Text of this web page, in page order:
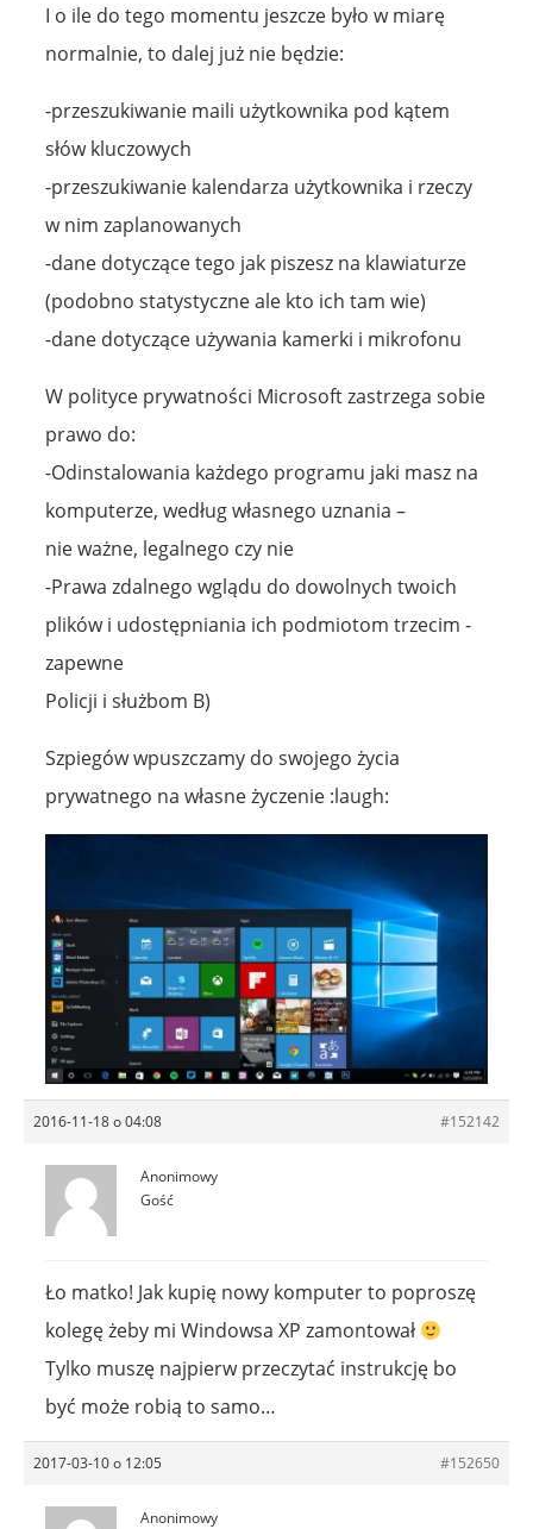
I o ile do tego momentu jeszcze było w miarę
normalnie, to dalej już nie będzie:
-przeszukiwanie maili użytkownika pod kątem
słów kluczowych
-przeszukiwanie kalendarza użytkownika i rzeczy
w nim zaplanowanych
-dane dotyczące tego jak piszesz na klawiaturze
(podobno statystyczne ale kto ich tam wie)
-dane dotyczące używania kamerki i mikrofonu
W polityce prywatności Microsoft zastrzega sobie
prawo do:
-Odinstalowania każdego programu jaki masz na
komputerze, według własnego uznania –
nie ważne, legalnego czy nie
-Prawa zdalnego wglądu do dowolnych twoich
plików i udostępniania ich podmiotom trzecim -
zapewne
Policji i służbom B)
Szpiegów wpuszczamy do swojego życia
prywatnego na własne życzenie :laugh:
2016-11-18 o 04:08 #152142
Anonimowy
Gość
Ło matko! Jak kupię nowy komputer to poproszę
kolegę żeby mi Windowsa XP zamontował
Tylko muszę najpierw przeczytać instrukcję bo
być może robią to samo…
2017-03-10 o 12:05 #152650
Anonimowy